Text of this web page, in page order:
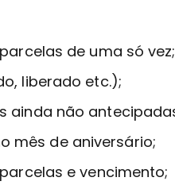
de uma só vez;
liberado etc.);
ainda não
mês de aniversário;
e vencimento;